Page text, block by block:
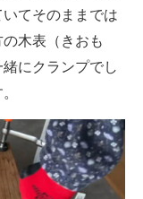
てそのままでは
木表（きおも
にクランプでし